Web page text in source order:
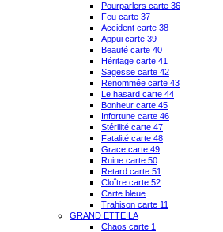
Pourparlers carte 36
Feu carte 37
Accident carte 38
Appui carte 39
Beauté carte 40
Héritage carte 41
Sagesse carte 42
Renommée carte 43
Le hasard carte 44
Bonheur carte 45
Infortune carte 46
Stérilité carte 47
Fatalité carte 48
Grace carte 49
Ruine carte 50
Retard carte 51
Cloître carte 52
Carte bleue
Trahison carte 11
GRAND ETTEILA
Chaos carte 1